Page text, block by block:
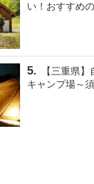
い！おすすめ
【三重県
キャンプ場～